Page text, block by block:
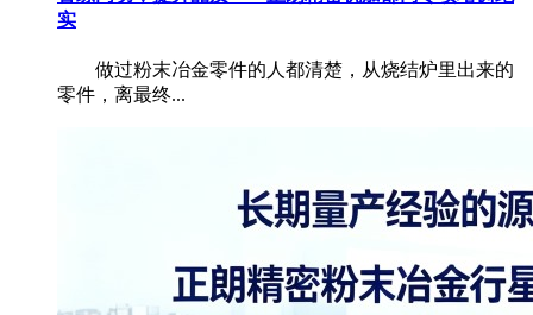
实
做过粉末冶金零件的人都清楚，从烧结炉里出来的
零件，离最终...